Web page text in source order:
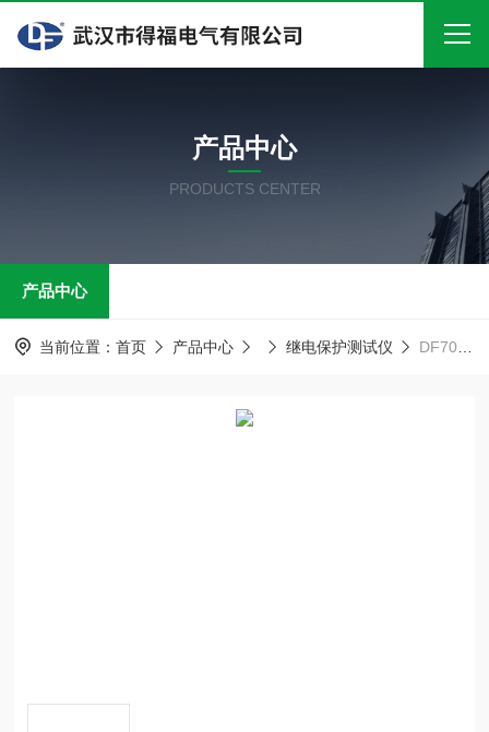
关于我们
产品中心
在线留言
产品中心
PRODUCTS CENTER
产品中心
当前位置： 首页 产品中心 继电保护测试仪 DF702微机继电保护测试仪器